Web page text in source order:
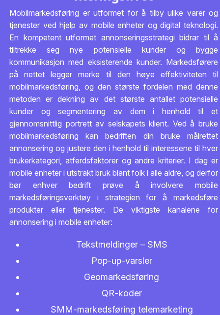
Mobilmarkedsføring er utformet for å tilby ulike varer og
tjenester ved hjelp av mobile enheter og digital teknologi.
En kompetent utformet annonseringsstrategi bidrar til å
tiltrekke seg nye potensielle kunder og bygge
kommunikasjon med eksisterende kunder. Markedsførere
på nettet legger merke til den høye effektiviteten til
mobilmarkedsføring, og den største fordelen med denne
metoden er dekning av det største antallet potensielle
kunder og segmentering av dem i henhold til et
gjennomsnittlig portrett av selskapets klient. Ved å bruke
mobilmarkedsføring kan bedriften din bruke målrettet
annonsering og justere den i henhold til interessene til hver
brukerkategori, atferdsfaktorer og andre kriterier. I dag er
mobile enheter i utstrakt bruk blant folk i alle aldre, og derfor
bør enhver bedrift prøve å involvere mobile
markedsføringsverktøy i strategien for å markedsføre
produkter eller tjenester. De viktigste kanalene for
annonsering i mobile enheter:
Tekstmeldinger – SMS
Pop-up-varsler
Geomarkedsføring
QR-koder
SMM-markedsføring telemarketing